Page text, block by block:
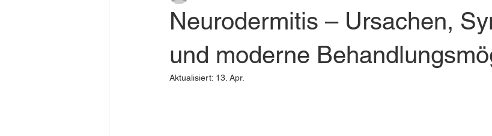
Neurodermitis – Ursachen,
und moderne
Aktualisiert: 13. Apr.